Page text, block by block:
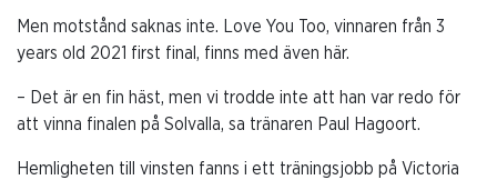
Men motstånd saknas inte. Love You Too, vinnaren från 3
years old 2021 first final, finns med även här.
– Det är en fin häst, men vi trodde inte att han var redo för
att vinna finalen på Solvalla, sa tränaren Paul Hagoort.
Hemligheten till vinsten fanns i ett träningsjobb på Victoria